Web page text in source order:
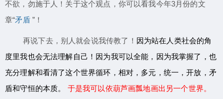
不欲，勿施于人！关于这个观点，你可以看我今年3月份的文
章“矛盾”！
再说下去，别人就会说我传教了！ 因为站在人类社会的角
度里我也会无法理解自己！因为我可以全能，因为我掌握了，也
充分理解和看清了这个世界循环，相对，多元，统一，开放，矛
盾和守恒的本质。
于是我可以依葫芦画瓢地画出另一个世界。